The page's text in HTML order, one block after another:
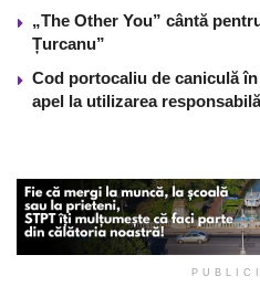
„The Other You” cântă
Țurcanu”
Cod portocaliu de caniculă
apel la utilizarea